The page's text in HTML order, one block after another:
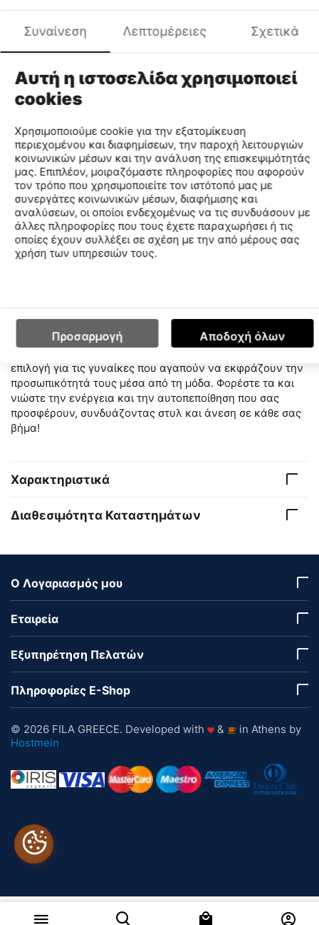
Φύλο
ΓΥΝΑΙΚΑ
Μοδάτα Μποτάκια που Φέρνουν τα 90s στα Πόδια σας
Ανακαλύψτε την απόλυτη τάση με τα γυναικεία μποτάκια
Fila Electrove 2 High! Αυτά τα μποτάκια συνδυάζουν retro
στυλ και σύγχρονη άνεση, φέρνοντας τη μοναδική
αισθητική των 90s απευθείας στα πόδια σας. Με
εντυπωσιακές δερμάτινες λεπτομέρειες και κομψά
κορδόνια, είναι φτιαγμένα για να σας κρατούν πάντα στο
προσκήνιο της μόδας.
Η chunky σόλα τους προσφέρει εξαιρετική στήριξη και
σταθερότητα, κάνοντάς τα ιδανικά για κάθε σας βήμα.
Μη χάσετε την ευκαιρία να προσθέσετε τα Electrove 2
επιλογή για τις γυναίκες που αγαπούν να εκφράζουν την
προσωπικότητά τους μέσα από τη μόδα. Φορέστε τα και
νιώστε την ενέργεια και την αυτοπεποίθηση που σας
προσφέρουν, συνδυάζοντας στυλ και άνεση σε κάθε σας
βήμα!
Χαρακτηριστικά
Διαθεσιμότητα Καταστημάτων
Ο Λογαριασμός μου
Εταιρεία
Εξυπηρέτηση Πελατών
Πληροφορίες E-Shop
© 2026 FILA GREECE. Developed with &
in Athens by
Hostmein
Συναίνεση Λεπτομέρειες Σχετικά
Αυτή η ιστοσελίδα χρησιμοποιεί
cookies
Χρησιμοποιούμε cookie για την εξατομίκευση
περιεχομένου και διαφημίσεων, την παροχή λειτουργιών
κοινωνικών μέσων και την ανάλυση της επισκεψιμότητάς
μας. Επιπλέον, μοιραζόμαστε πληροφορίες που αφορούν
τον τρόπο που χρησιμοποιείτε τον ιστότοπό μας με
συνεργάτες κοινωνικών μέσων, διαφήμισης και
αναλύσεων, οι οποίοι ενδεχομένως να τις συνδυάσουν με
άλλες πληροφορίες που τους έχετε παραχωρήσει ή τις
οποίες έχουν συλλέξει σε σχέση με την από μέρους σας
χρήση των υπηρεσιών τους.
Προσαρμογή Αποδοχή όλων